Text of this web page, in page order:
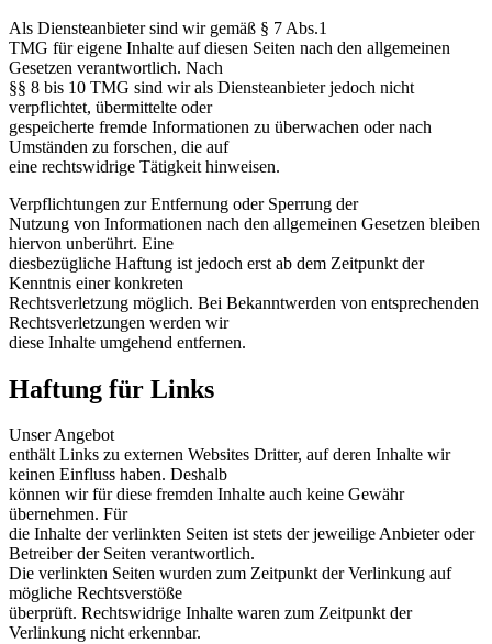
Als Diensteanbieter sind wir gemäß § 7 Abs.1
TMG für eigene Inhalte auf diesen Seiten nach den allgemeinen
Gesetzen verantwortlich. Nach
§§ 8 bis 10 TMG sind wir als Diensteanbieter jedoch nicht
verpflichtet, übermittelte oder
gespeicherte fremde Informationen zu überwachen oder nach
Umständen zu forschen, die auf
eine rechtswidrige Tätigkeit hinweisen.
Verpflichtungen zur Entfernung oder Sperrung der
Nutzung von Informationen nach den allgemeinen Gesetzen bleiben
hiervon unberührt. Eine
diesbezügliche Haftung ist jedoch erst ab dem Zeitpunkt der
Kenntnis einer konkreten
Rechtsverletzung möglich. Bei Bekanntwerden von entsprechenden
Rechtsverletzungen werden wir
diese Inhalte umgehend entfernen.
Haftung für Links
Unser Angebot
enthält Links zu externen Websites Dritter, auf deren Inhalte wir
keinen Einfluss haben. Deshalb
können wir für diese fremden Inhalte auch keine Gewähr
übernehmen. Für
die Inhalte der verlinkten Seiten ist stets der jeweilige Anbieter oder
Betreiber der Seiten verantwortlich.
Die verlinkten Seiten wurden zum Zeitpunkt der Verlinkung auf
mögliche Rechtsverstöße
überprüft. Rechtswidrige Inhalte waren zum Zeitpunkt der
Verlinkung nicht erkennbar.